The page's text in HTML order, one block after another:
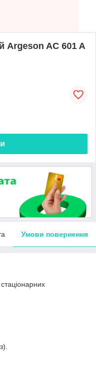
Argeson AC 601 A
Умови повернення